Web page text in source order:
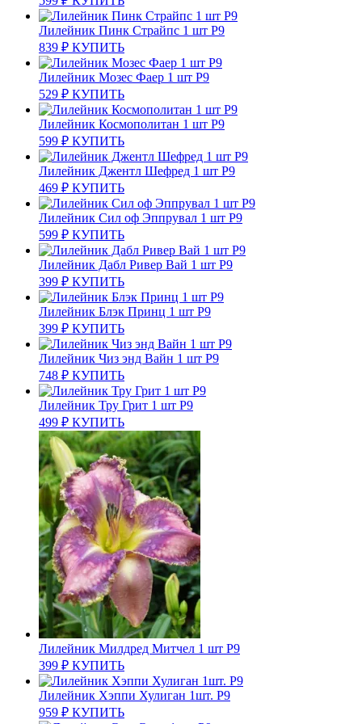
Лилейник Пинк Страйпс 1 шт Р9
839 ₽ КУПИТЬ
Лилейник Мозес Фаер 1 шт Р9
529 ₽ КУПИТЬ
Лилейник Космополитан 1 шт Р9
599 ₽ КУПИТЬ
Лилейник Джентл Шефред 1 шт Р9
469 ₽ КУПИТЬ
Лилейник Сил оф Эппрувал 1 шт Р9
599 ₽ КУПИТЬ
Лилейник Дабл Ривер Вай 1 шт Р9
399 ₽ КУПИТЬ
Лилейник Блэк Принц 1 шт Р9
399 ₽ КУПИТЬ
Лилейник Чиз энд Вайн 1 шт Р9
748 ₽ КУПИТЬ
Лилейник Тру Грит 1 шт Р9
499 ₽ КУПИТЬ
Лилейник Милдред Митчел 1 шт Р9
399 ₽ КУПИТЬ
Лилейник Хэппи Хулиган 1шт. Р9
959 ₽ КУПИТЬ